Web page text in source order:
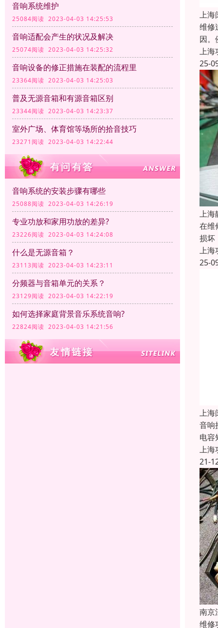
音响系统维护
25084阅读 2023-04-03 14:25:53
音响适配会产生的状况及解决
25074阅读 2023-04-03 14:25:32
音响设备的修正措施在装配的流程里
23364阅读 2023-04-03 14:25:03
普及无源音箱和有源音箱区别
23344阅读 2023-04-03 14:23:37
室外广场、体育馆等场所的拾音技巧
23271阅读 2023-04-03 14:22:44
音响系统的安装步骤有哪些
25088阅读 2023-04-03 14:26:19
专业功放和家用功放的差异?
23226阅读 2023-04-03 14:24:08
什么是无源音箱？
23113阅读 2023-04-03 14:23:11
分频器与音箱单元的关系？
23129阅读 2023-04-03 14:22:19
如何选择家庭背景音乐系统音响?
22824阅读 2023-04-03 14:21:56
上海
维修
因。
上海
25-
上海
在维
损坏‌
上海
25-
上海
音响
电容
上海
21-
南京
维修